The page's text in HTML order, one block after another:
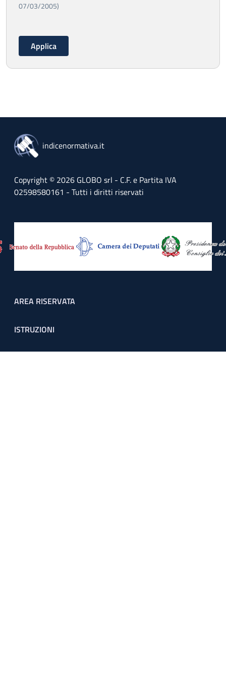
07/03/2005)
indicenormativa.it
Copyright © 2026 GLOBO srl - C.F. e Partita IVA
02598580161 - Tutti i diritti riservati
Footer menu
AREA RISERVATA
ISTRUZIONI